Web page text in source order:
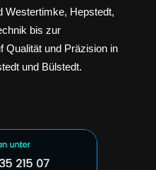
Westertimke, Hepstedt,
bis zur
Qualität und Präzision in
und Bülstedt.